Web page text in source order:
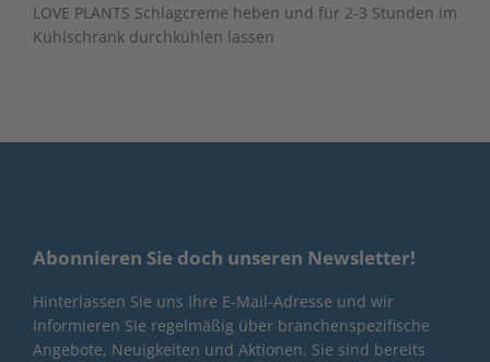
LOVE PLANTS Schlagcreme heben und für 2-3 Stunden im
Kühlschrank durchkühlen lassen
Abonnieren Sie doch unseren Newsletter!
Hinterlassen Sie uns Ihre E-Mail-Adresse und wir
Informieren Sie regelmäßig über branchenspezifische
Angebote, Neuigkeiten und Aktionen. Sie sind bereits